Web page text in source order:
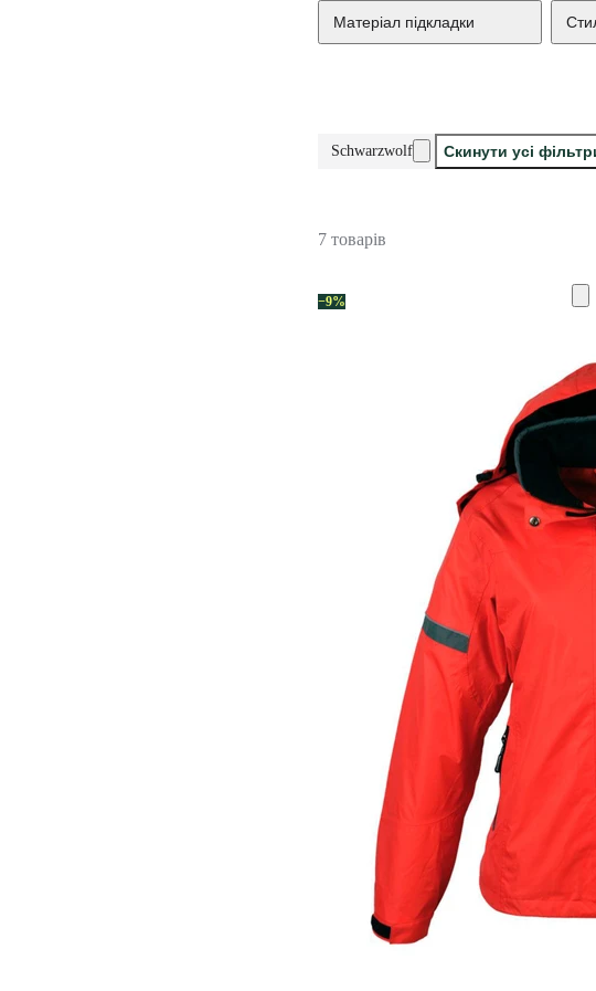
Матеріал підкладки
Schwarzwolf Скинути усі
7 товарів
−9%